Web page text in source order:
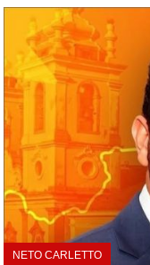
NETO CARLETTO